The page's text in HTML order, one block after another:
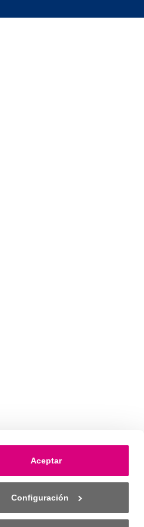
Aceptar
Configuración